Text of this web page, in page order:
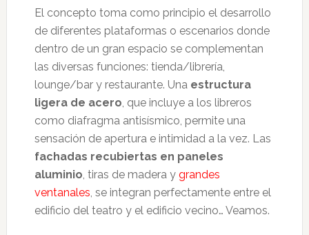
El concepto toma como principio el desarrollo
de diferentes plataformas o escenarios donde
dentro de un gran espacio se complementan
las diversas funciones: tienda/librería,
lounge/bar y restaurante. Una estructura
ligera de acero, que incluye a los libreros
como diafragma antisísmico, permite una
sensación de apertura e intimidad a la vez. Las
fachadas recubiertas en paneles
aluminio, tiras de madera y grandes
ventanales, se integran perfectamente entre el
edificio del teatro y el edificio vecino… Veamos.